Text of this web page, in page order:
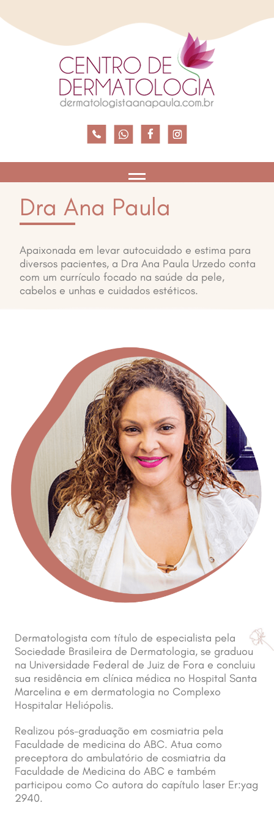
Dra Ana Paula
Apaixonada em levar autocuidado e estima para
diversos pacientes, a Dra Ana Paula Urzedo conta
com um currículo focado na saúde da pele,
cabelos e unhas e cuidados estéticos.
Dermatologista com título de especialista pela
Sociedade Brasileira de Dermatologia, se graduou
na Universidade Federal de Juiz de Fora e concluiu
sua residência em clínica médica no Hospital Santa
Marcelina e em dermatologia no Complexo
Hospitalar Heliópolis.
Realizou pós-graduação em cosmiatria pela
Faculdade de medicina do ABC. Atua como
preceptora do ambulatório de cosmiatria da
Faculdade de Medicina do ABC e também
participou como Co autora do capítulo laser Er:yag
2940.